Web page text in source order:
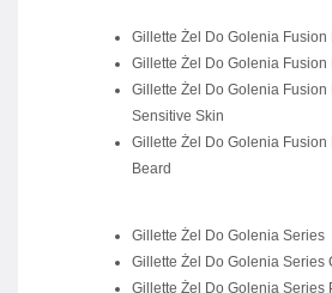
Gillette Żel Do Golenia
Gillette Żel Do Golenia
Gillette Żel Do Golenia Fusion
Sensitive Skin
Gillette Żel Do Golenia Fusion
Beard
Gillette Żel Do Golenia Series
Gillette Żel Do Golenia Series
Gillette Żel Do Golenia Series